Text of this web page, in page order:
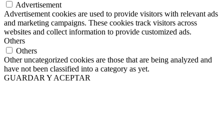
Advertisement
Advertisement cookies are used to provide visitors with relevant ads
and marketing campaigns. These cookies track visitors across
websites and collect information to provide customized ads.
Others
Others
Other uncategorized cookies are those that are being analyzed and
have not been classified into a category as yet.
GUARDAR Y ACEPTAR